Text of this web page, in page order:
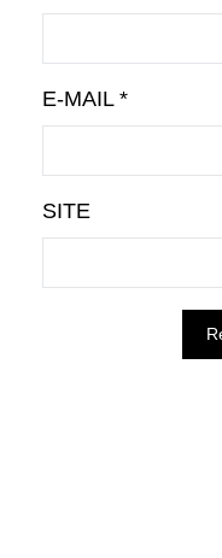
E-MAIL *
SITE